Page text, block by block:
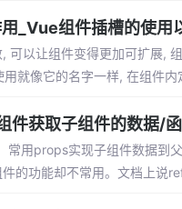
可以让组件变得更加可扩展,
就像它的名字一样, 在组件内
出来
件获取子组件的数据/
用props实现子组件数据到父
的功能却不常用。文档上说